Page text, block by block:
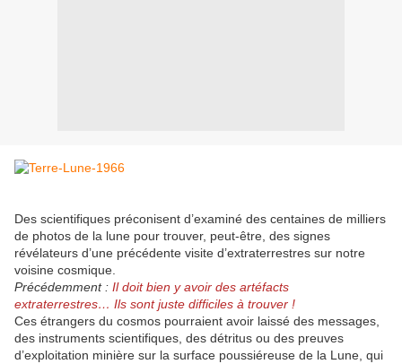
Des scientifiques préconisent d’examiné des centaines de milliers
de photos de la lune pour trouver, peut-être, des signes
révélateurs d’une précédente visite d’extraterrestres sur notre
voisine cosmique.
Précédemment : Il doit bien y avoir des artéfacts
extraterrestres… Ils sont juste difficiles à trouver !
Ces étrangers du cosmos pourraient avoir laissé des messages,
des instruments scientifiques, des détritus ou des preuves
d’exploitation minière sur la surface poussiéreuse de la Lune, qui